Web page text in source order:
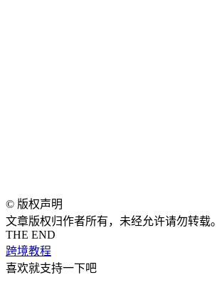
© 版权声明
文章版权归作者所有，未经允许请勿转载。
THE END
跨境教程
喜欢就支持一下吧